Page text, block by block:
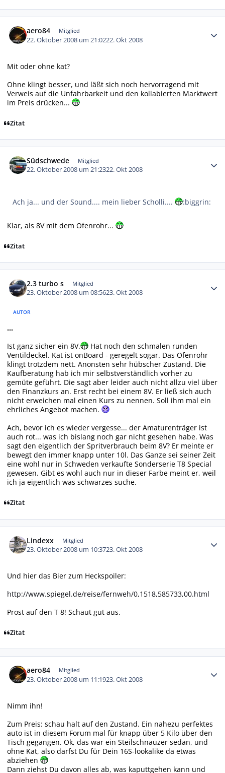
aero84 Mitglied
22. Oktober 2008 um 21:0222. Okt 2008
Mit oder ohne kat?
Ohne klingt besser, und läßt sich noch hervorragend mit
Verweis auf die Unfahrbarkeit und den kollabierten Marktwert
im Preis drücken...
Zitat
Südschwede Mitglied
22. Oktober 2008 um 21:2322. Okt 2008
Ach ja... und der Sound.... mein lieber Scholli.... :biggrin:
Klar, als 8V mit dem Ofenrohr...
Zitat
2.3 turbo s Mitglied
23. Oktober 2008 um 08:5623. Okt 2008
AUTOR
...
Ist ganz sicher ein 8V.
Hat noch den schmalen runden
Ventildeckel. Kat ist onBoard - geregelt sogar. Das Ofenrohr
klingt trotzdem nett. Anonsten sehr hübscher Zustand. Die
Kaufberatung hab ich mir selbstverständlich vorher zu
gemüte geführt. Die sagt aber leider auch nicht allzu viel über
den Finanzkurs an. Erst recht bei einem 8V. Er ließ sich auch
nicht erweichen mal einen Kurs zu nennen. Soll ihm mal ein
ehrliches Angebot machen.
Ach, bevor ich es wieder vergesse... der Amaturenträger ist
auch rot... was ich bislang noch gar nicht gesehen habe. Was
sagt den eigentlich der Spritverbrauch beim 8V? Er meinte er
bewegt den immer knapp unter 10l. Das Ganze sei seiner Zeit
eine wohl nur in Schweden verkaufte Sonderserie T8 Special
gewesen. Gibt es wohl auch nur in dieser Farbe meint er, weil
ich ja eigentlich was schwarzes suche.
Zitat
Lindexx Mitglied
23. Oktober 2008 um 10:3723. Okt 2008
Und hier das Bier zum Heckspoiler:
http://www.spiegel.de/reise/fernweh/0,1518,585733,00.html
Prost auf den T 8! Schaut gut aus.
Zitat
aero84 Mitglied
23. Oktober 2008 um 11:1923. Okt 2008
Nimm ihn!
Zum Preis: schau halt auf den Zustand. Ein nahezu perfektes
auto ist in diesem Forum mal für knapp über 5 Kilo über den
Tisch gegangen. Ok, das war ein Steilschnauzer sedan, und
ohne Kat, also darfst Du für Dein 16S-lookalike da etwas
abziehen
Dann ziehst Du davon alles ab, was kaputtgehen kann und